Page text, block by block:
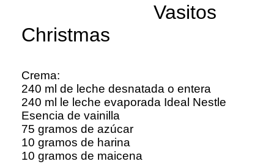
Vasitos
Christmas
Crema:
240 ml de leche desnatada o entera
240 ml le leche evaporada Ideal Nestle
Esencia de vainilla
75 gramos de azúcar
10 gramos de harina
10 gramos de maicena